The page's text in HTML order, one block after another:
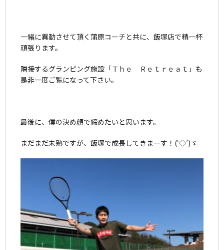
一緒に異動させて頂く蒲原コーチと共に、飯塚店で精一杯
頑張ります。
隣接するグランピング施設「Ｔｈｅ Ｒｅｔｒｅａｔ」も
是非一度ご覧になって下さい。
最後に、僕の決め顔で締めたいと思います。
まだまだ未熟ですが、飯塚で成長してきまーす！(‘◇’)ゞ